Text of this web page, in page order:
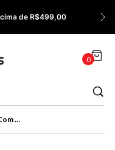
de R$499,00
0
Relógio Feminino Com Aro de Pedras Dourado